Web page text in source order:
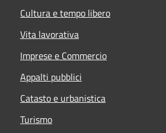
Cultura e tempo libero
Vita lavorativa
Imprese e Commercio
Appalti pubblici
Catasto e urbanistica
Turismo